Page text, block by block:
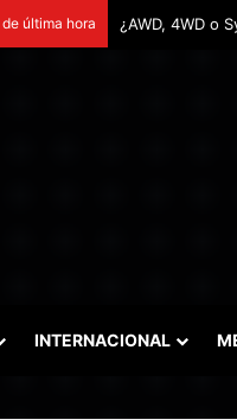
última hora Remontadas
INTERNACIONAL